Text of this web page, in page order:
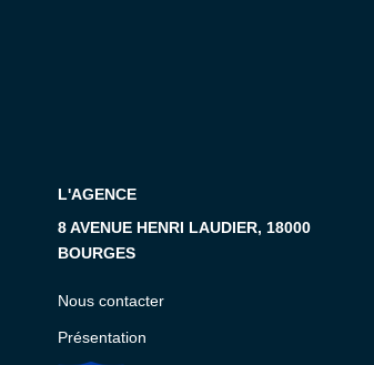
L'AGENCE
8 AVENUE HENRI LAUDIER, 18000
BOURGES
Nous contacter
Présentation